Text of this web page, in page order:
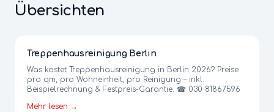
Übersichten
Treppenhausreinigung Berlin
Was kostet Treppenhausreinigung in Berlin 2026? Preise
pro qm, pro Wohneinheit, pro Reinigung – inkl.
Beispielrechnung & Festpreis-Garantie. ☎ 030 81867596
Mehr lesen →